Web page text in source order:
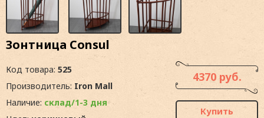
Зонтница Consul
Код товара: 525
Производитель: Iron Mall
Наличие: склад/1-3 дня
4370 руб.
Купить